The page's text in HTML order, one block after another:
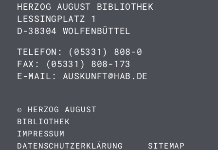
HERZOG AUGUST BIBLIOTHEK
LESSINGPLATZ 1
D-38304 WOLFENBÜTTEL
TELEFON: (05331) 808-0
FAX: (05331) 808-173
E-MAIL: AUSKUNFT@HAB.DE
© HERZOG AUGUST
BIBLIOTHEK
IMPRESSUM
DATENSCHUTZERKLÄRUNG
SITEMAP